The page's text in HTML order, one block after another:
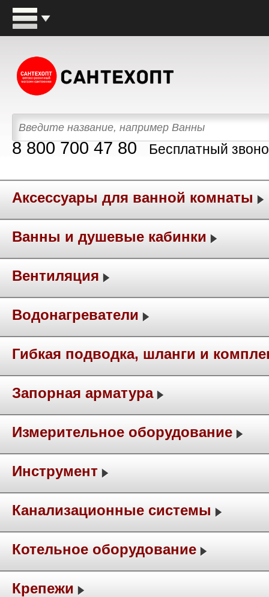
8 800 700 47 80 Бесплатный
Аксессуары для ванной комнаты
Ванны и душевые кабинки
Вентиляция
Водонагреватели
Гибкая подводка, шланги и
Запорная арматура
Измерительное оборудование
Инструмент
Канализационные системы
Котельное оборудование
Крепежи